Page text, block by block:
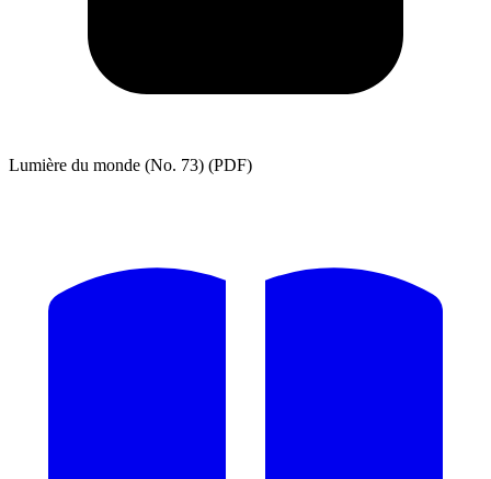
Lumière du monde (No. 73) (PDF)